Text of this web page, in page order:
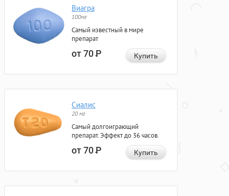
Виагра
100мг
Самый известный в мире
препарат
от 70Р Купить
Сиалис
20 мг
Самый долгоиграющий
препарат. Эффект до 36 часов.
от 70Р Купить